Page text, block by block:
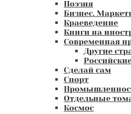
Поэзия
Бизнес.
Краеведение
Книги на
Современная
Другие
Сделай сам
Спорт
Отдельные
Космос